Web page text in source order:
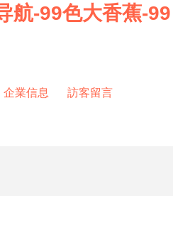
航-99色大香蕉-99
企業信息 訪客留言